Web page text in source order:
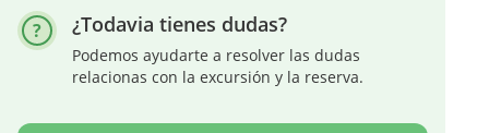
¿Todavia tienes dudas?
Podemos ayudarte a resolver las dudas
relacionas con la excursión y la reserva.